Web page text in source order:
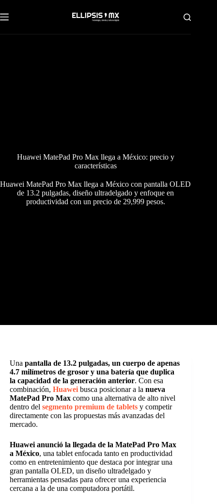
al
contenido
Huawei MatePad Pro Max llega a México: precio y
características
Huawei MatePad Pro Max llega a México con pantalla OLED
de 13.2 pulgadas, diseño ultradelgado y enfoque en
productividad con un precio de 29,999 pesos.
Una pantalla de 13.2 pulgadas, un cuerpo de apenas
4.7 milímetros de grosor y una batería que duplica
la capacidad de la generación anterior. Con esa
combinación, Huawei busca posicionar a la nueva
MatePad Pro Max como una alternativa de alto nivel
dentro del segmento premium de tablets y competir
directamente con las propuestas más avanzadas del
mercado.
Huawei anunció la llegada de la MatePad Pro Max
a México, una tablet enfocada tanto en productividad
como en entretenimiento que destaca por integrar una
gran pantalla OLED, un diseño ultradelgado y
herramientas pensadas para ofrecer una experiencia
cercana a la de una computadora portátil.